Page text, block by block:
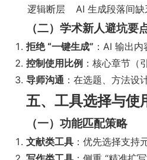
逻辑断层
AI 生成段落间
（二）学术新人避坑要
拒绝 “一键生成” ：AI 输出
控制使用比例 ：核心章节（
导师沟通 ：在选题、方法
五、工具选择与使
（一）功能匹配策略
文献类工具 ：优先选择支持